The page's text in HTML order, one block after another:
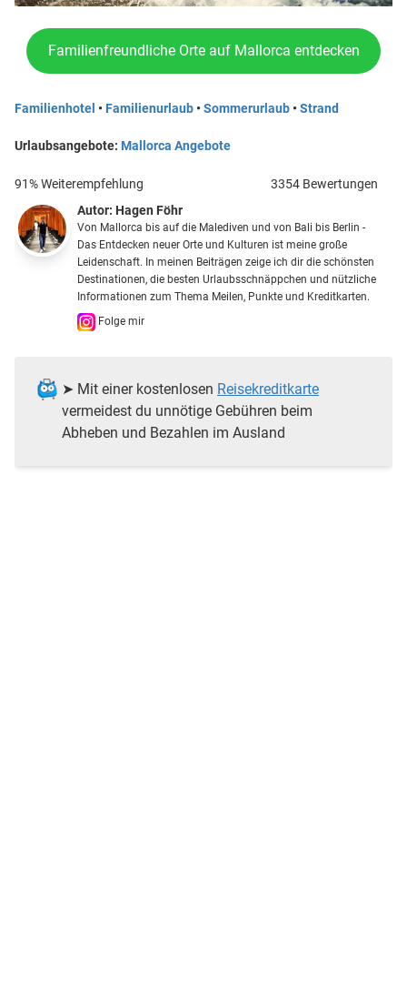
Familienfreundliche Orte auf Mallorca entdecken
Familienhotel • Familienurlaub •Sommerurlaub •Strand
Urlaubsangebote: Mallorca Angebote
91% Weiterempfehlung
3354 Bewertungen
Autor: Hagen Föhr
Von Mallorca bis auf die Malediven und von Bali bis Berlin -
Das Entdecken neuer Orte und Kulturen ist meine große
Leidenschaft. In meinen Beiträgen zeige ich dir die schönsten
Destinationen, die besten Urlaubsschnäppchen und nützliche
Informationen zum Thema Meilen, Punkte und Kreditkarten.
Folge mir
➤ Mit einer kostenlosen Reisekreditkarte
vermeidest du unnötige Gebühren beim
Abheben und Bezahlen im Ausland